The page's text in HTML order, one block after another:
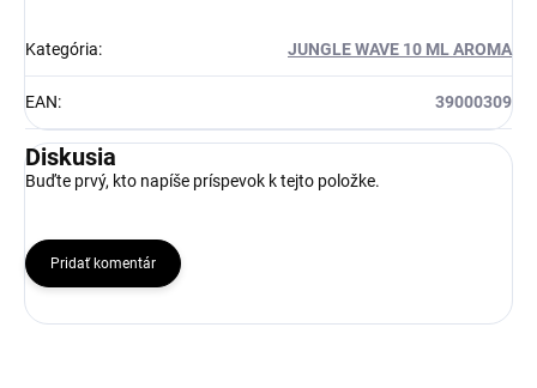
Kategória: JUNGLE WAVE 10 ML AROMA
EAN: 39000309
Diskusia
Buďte prvý, kto napíše príspevok k tejto položke.
Pridať komentár